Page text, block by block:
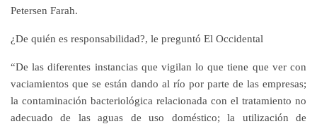
Petersen Farah.
¿De quién es responsabilidad?, le preguntó El Occidental
“De las diferentes instancias que vigilan lo que tiene que ver con
vaciamientos que se están dando al río por parte de las empresas;
la contaminación bacteriológica relacionada con el tratamiento no
adecuado de las aguas de uso doméstico; la utilización de